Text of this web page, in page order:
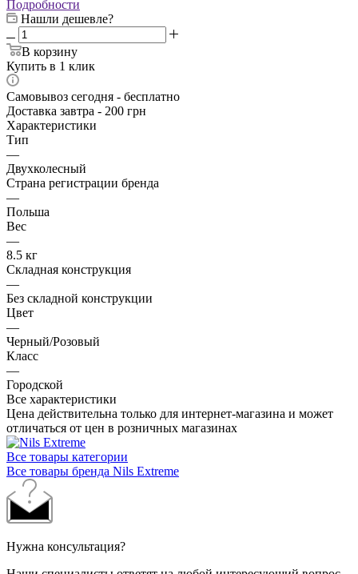
Подробности
Нашли дешевле?
В корзину
Купить в 1 клик
Самовывоз сегодня - бесплатно
Доставка завтра - 200 грн
Характеристики
Тип
—
Двухколесный
Страна регистрации бренда
—
Польша
Вес
—
8.5 кг
Складная конструкция
—
Без cкладной конструкции
Цвет
—
Черный/Розовый
Класс
—
Городской
Все характеристики
Цена действительна только для интернет-магазина и может
отличаться от цен в розничных магазинах
Все товары категории
Все товары бренда Nils Extreme
Нужна консультация?